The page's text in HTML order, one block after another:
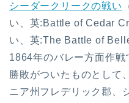
シーダークリークの戦い
い、英:Battle of Cedar
い、英:The Battle of
1864年のバレー方面作
勝敗がついたものとして
ニア州フレデリック郡、